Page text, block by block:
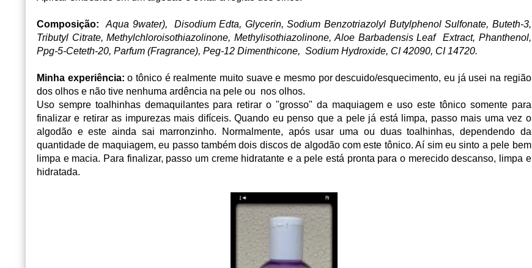
Composição:
Aqua 9water), Disodium Edta, Glycerin, Sodium Benzotriazolyl Butylphenol Sulfonate, Buteth-3,
Tributyl Citrate, Methylchloroisothiazolinone, Methylisothiazolinone, Aloe Barbadensis Leaf Extract, Phanthenol,
Ppg-5-Ceteth-20, Parfum (Fragrance), Peg-12 Dimenthicone, Sodium Hydroxide, CI 42090, CI 14720.
Minha experiência: o tônico é realmente muito suave e mesmo por descuido/esquecimento, eu já usei na região
dos olhos e não tive nenhuma ardência na pele ou nos olhos.
Uso sempre toalhinhas demaquilantes para retirar o "grosso" da maquiagem e uso este tônico somente para
finalizar e retirar as impurezas mais difíceis. Quando eu penso que a pele já está limpa, passo mais uma vez o
algodão e este ainda sai marronzinho. Normalmente, após usar uma ou duas toalhinhas, dependendo da
quantidade de maquiagem, eu passo também dois discos de algodão com este tônico. Aí sim eu sinto a pele bem
limpa e macia. Para finalizar, passo um creme hidratante e a pele está pronta para o merecido descanso, limpa e
hidratada.